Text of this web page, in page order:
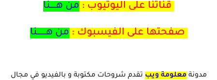
قناتنا على اليوتيوب : من هــــنا
صفحتها على الفيسبوك : من هــــــنا
مدونةمعلومة ويب تقدم شروحات مكتوبة و بالفيديو في مجال